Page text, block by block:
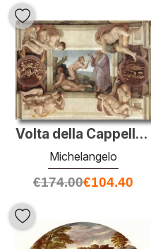
Volta della Cappella Sistina: Creazione di Eva
Michelangelo
€174.00€104.40